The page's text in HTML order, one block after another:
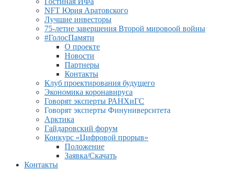
NFT Юрия Аратовского
Лучшие инвесторы
75-летие завершения Второй мировоой войны
#ГолосПамяти
О проекте
Новости
Партнеры
Контакты
Клуб проектирования будущего
Экономика коронавируса
Говорят эксперты РАНХиГС
Говорят эксперты Финуниверситета
Арктика
Гайдаровский форум
Конкурс «Цифровой прорыв»
Положение
Заявка/Скачать
Контакты